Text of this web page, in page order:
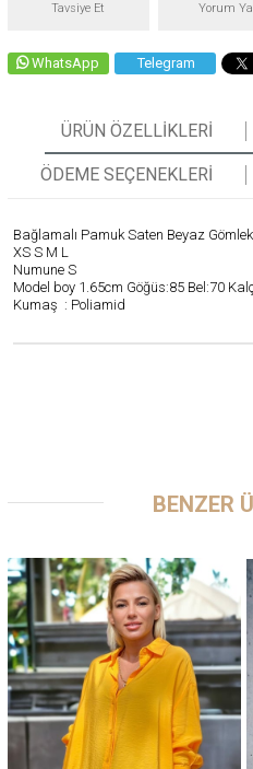
Tavsiye Et Yorum
WhatsApp Telegram
ÜRÜN ÖZELLIKLERI
ÖDEME SEÇENEKLERI
Bağlamalı Pamuk Saten Beyaz Gömlek
XS S M L
Numune S
Model boy 1.65cm Göğüs:85 Bel:70
Kumaş : Poliamid
BENZER